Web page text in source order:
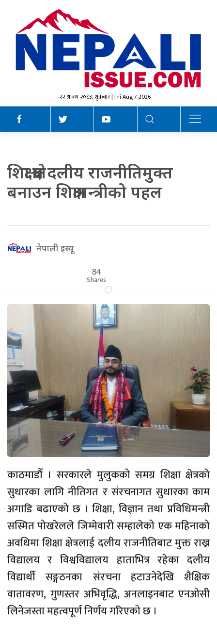
२२ श्रावण २०८३, शुक्रबार | Fri Aug 7 2026
शिक्षा क्षेत्र दलीय राजनीतिमुक्त
बनाउन शिक्षामन्त्रीको पहल
नेपाली इस्यू
84
Shares
काठमाडौँ । सरकारले मुलुकको समग्र शिक्षा क्षेत्रको
सुधारका लागि नीतिगत र संरचनागत सुधारका काम
अगाडि बढाएको छ । शिक्षा, विज्ञान तथा प्रविधिमन्त्री
सस्मित पोखरेलले जिम्मेवारी सम्हालेको एक महिनाको
अवधिमा शिक्षा क्षेत्रलाई दलीय राजनीतिबाट मुक्त राख्न
विद्यालय र विश्वविद्यालय हाताभित्र रहेका दलीय
विद्यार्थी सङ्गठनका संरचना हटाउनेदेखि शैक्षिक
वातावरण, गुणस्तर अभिवृद्धि, अनलाइनबाट एनओसी
लिनेजस्ता महत्वपूर्ण निर्णय गरिएको छ ।